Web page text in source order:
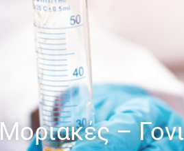
Μοριακές –